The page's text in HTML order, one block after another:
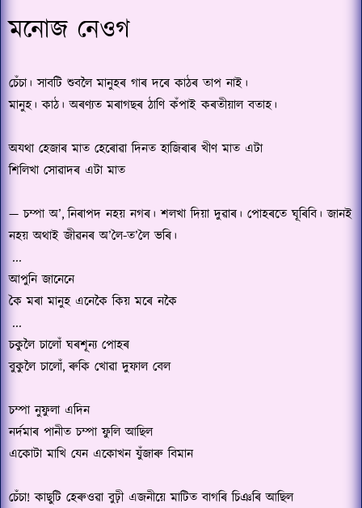
মনোজ নেওগ
চেঁচা। সাবটি শুবলৈ মানুহৰ গাৰ দৰে কাঠৰ তাপ নাই।
মানুহ। কাঠ। অৰণ্যত মৰাগছৰ ঠাণি কঁপাই কৰতীয়াল বতাহ।
অযথা হেজাৰ মাত হেৰোৱা দিনত হাজিৰাৰ খীণ মাত এটা
শিলিখা সোৱাদৰ এটা মাত
—চম্পা অ’, নিৰাপদ নহয় নগৰ। শলখা দিয়া দুৱাৰ। পোহৰতে ঘূৰিবি। জানই
নহয় অথাই জীৱনৰ অ’লৈ-ত’লৈ ভৰি।
...
আপুনি জানেনে
কৈ মৰা মানুহ এনেকৈ কিয় মৰে নকৈ
...
চকুলৈ চালোঁ ঘৰশূন্য পোহৰ
বুকুলৈ চালোঁ, ৰুকি খোৱা দুফাল বেল
চম্পা নুফুলা এদিন
নৰ্দমাৰ পানীত চম্পা ফুলি আছিল
একোটা মাখি যেন একোখন যুঁজাৰু বিমান
চেঁচা! কাছুটি হেৰুওৱা বুঢ়ী এজনীয়ে মাটিত বাগৰি চিঞৰি আছিল